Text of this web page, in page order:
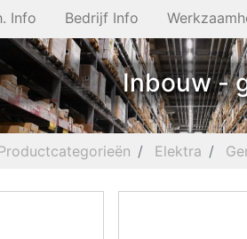
Info Bedrijf Info
Inbouw -
Elektra